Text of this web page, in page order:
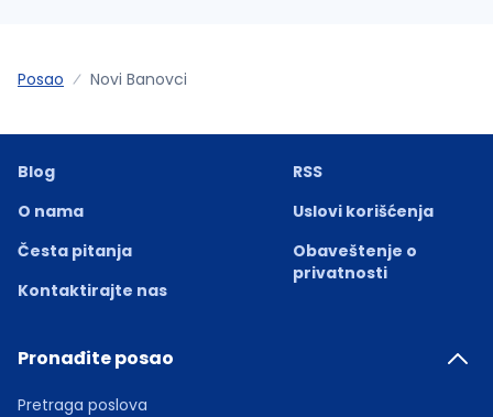
Posao Novi Banovci
Blog
O nama
Česta pitanja
Kontaktirajte nas
RSS
Uslovi korišćenja
Obaveštenje o
privatnosti
Pronađite posao
Pretraga poslova